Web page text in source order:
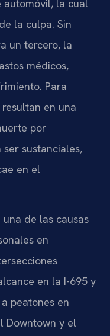
automóvil, la cual
la culpa. Sin
un tercero, la
médicos,
Para
en una
por
sustanciales,
en el
de las causas
en
en la I-695 y
peatones en
Downtown y el